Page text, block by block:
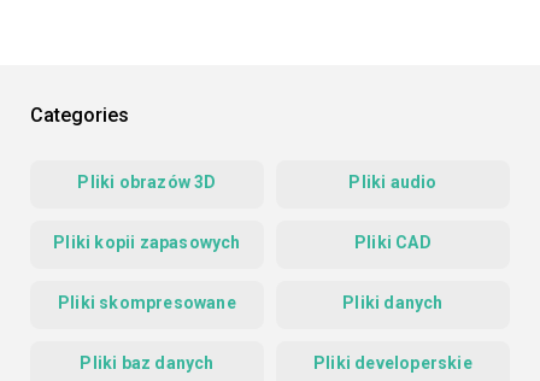
Categories
Pliki obrazów 3D Pliki audio
Pliki kopii zapasowych Pliki CAD
Pliki skompresowane Pliki danych
Pliki baz danych Pliki developerskie